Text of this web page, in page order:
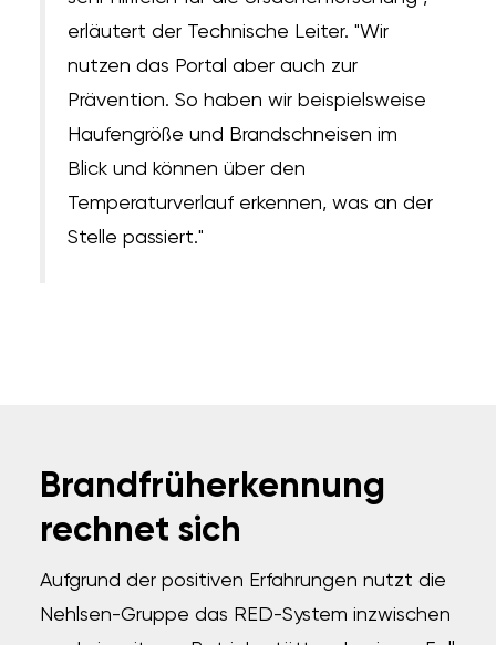
erläutert der Technische Leiter. "Wir
nutzen das Portal aber auch zur
Prävention. So haben wir beispielsweise
Haufengröße und Brandschneisen im
Blick und können über den
Temperaturverlauf erkennen, was an der
Stelle passiert."
Brandfrüherkennung
rechnet sich
Aufgrund der positiven Erfahrungen nutzt die
Nehlsen-Gruppe das RED-System inzwischen